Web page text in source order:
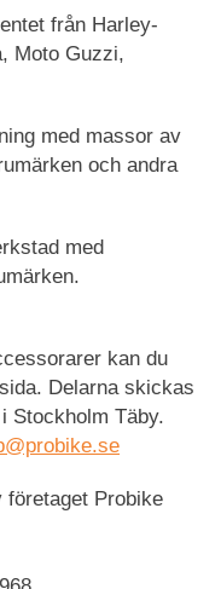
från Harley-
Moto Guzzi,
med massor av
och andra
med
kan du
Delarna skickas
Stockholm Täby.
företaget Probike